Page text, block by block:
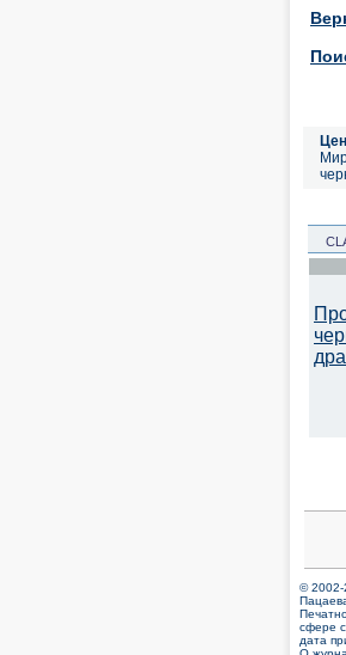
© 2002-
сфере
дата